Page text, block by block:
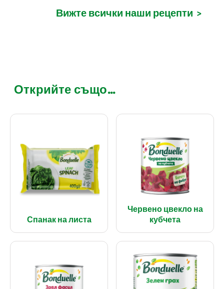
Вижте всички наши рецепти >
Открийте също...
Спанак на листа
Червено цвекло на
кубчета